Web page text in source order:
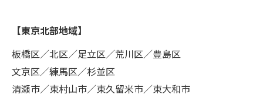
【東京北部地域】
板橋区／北区／足立区／荒川区／豊島区
文京区／練馬区／杉並区
清瀬市／東村山市／東久留米市／東大和市